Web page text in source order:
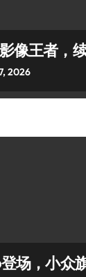
像王者，
2026
场，小众